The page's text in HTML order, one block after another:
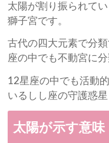
太陽が割り振られて
獅子宮です。
古代の四大元素で分
座の中でも不動宮に分
12星座の中でも活動
いるしし座の守護惑星
太陽が示す意味